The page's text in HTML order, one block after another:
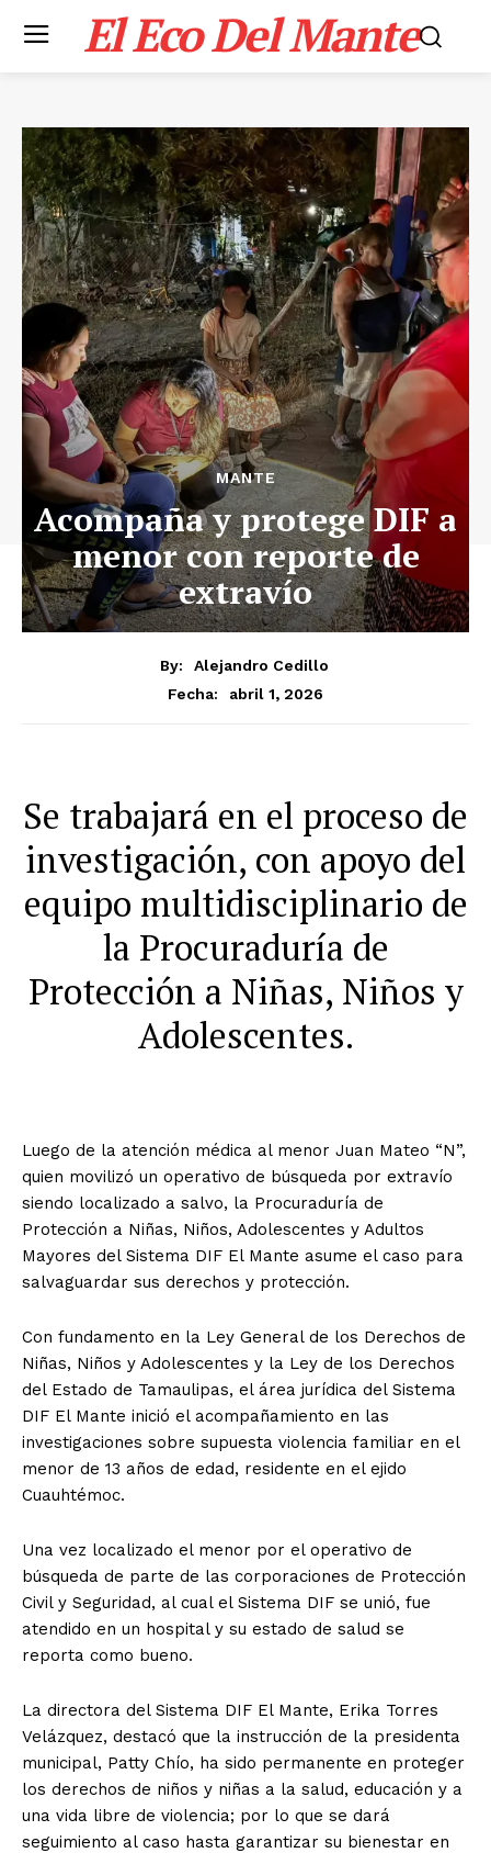
El Eco Del Mante
MANTE
Acompaña y protege DIF a
menor con reporte de
extravío
By:
Alejandro Cedillo
Fecha:
abril 1, 2026
Se trabajará en el proceso de
investigación, con apoyo del
equipo multidisciplinario de
la Procuraduría de
Protección a Niñas, Niños y
Adolescentes.
Luego de la atención médica al menor Juan Mateo “N”,
quien movilizó un operativo de búsqueda por extravío
siendo localizado a salvo, la Procuraduría de
Protección a Niñas, Niños, Adolescentes y Adultos
Mayores del Sistema DIF El Mante asume el caso para
salvaguardar sus derechos y protección.
Con fundamento en la Ley General de los Derechos de
Niñas, Niños y Adolescentes y la Ley de los Derechos
del Estado de Tamaulipas, el área jurídica del Sistema
DIF El Mante inició el acompañamiento en las
investigaciones sobre supuesta violencia familiar en el
menor de 13 años de edad, residente en el ejido
Cuauhtémoc.
Una vez localizado el menor por el operativo de
búsqueda de parte de las corporaciones de Protección
Civil y Seguridad, al cual el Sistema DIF se unió, fue
atendido en un hospital y su estado de salud se
reporta como bueno.
La directora del Sistema DIF El Mante, Erika Torres
Velázquez, destacó que la instrucción de la presidenta
municipal, Patty Chío, ha sido permanente en proteger
los derechos de niños y niñas a la salud, educación y a
una vida libre de violencia; por lo que se dará
seguimiento al caso hasta garantizar su bienestar en